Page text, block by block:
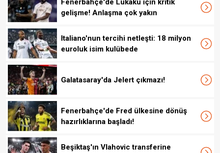
Fenerbahçe'de Lukaku için kritik
gelişme! Anlaşma çok yakın
Italiano'nun tercihi netleşti: 18 milyon
euroluk isim kulübede
Galatasaray'da Jelert çıkmazı!
Fenerbahçe'de Fred ülkesine dönüş
hazırlıklarına başladı!
Beşiktaş'ın Vlahovic transferine